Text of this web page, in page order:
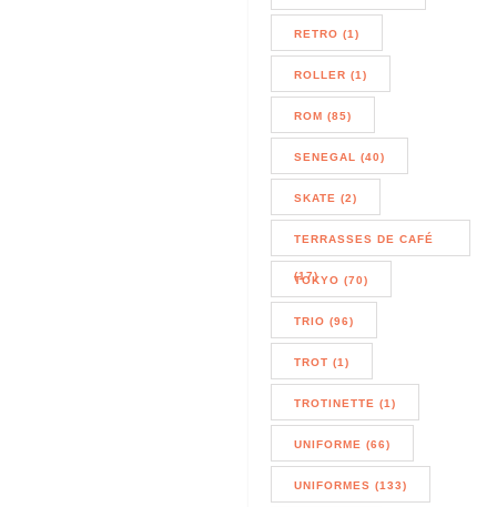
RETRO (1)
ROLLER (1)
ROM (85)
SENEGAL (40)
SKATE (2)
TERRASSES DE CAFÉ
(17)
TOKYO (70)
TRIO (96)
TROT (1)
TROTINETTE (1)
UNIFORME (66)
UNIFORMES (133)